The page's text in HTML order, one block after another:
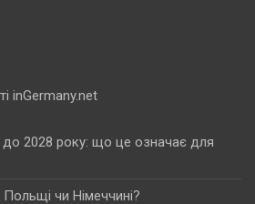
inGermany.net
2028 року: що це означає для
чи Німеччині?